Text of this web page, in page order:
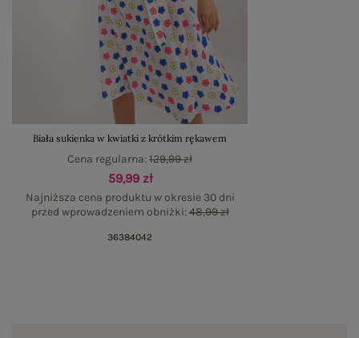
Biała sukienka w kwiatki z krótkim rękawem
59,99 zł
Najniższa cena produktu w okresie 30 dni
przed wprowadzeniem obniżki:48,99 zł
Cena regularna:129,99 zł
36384042